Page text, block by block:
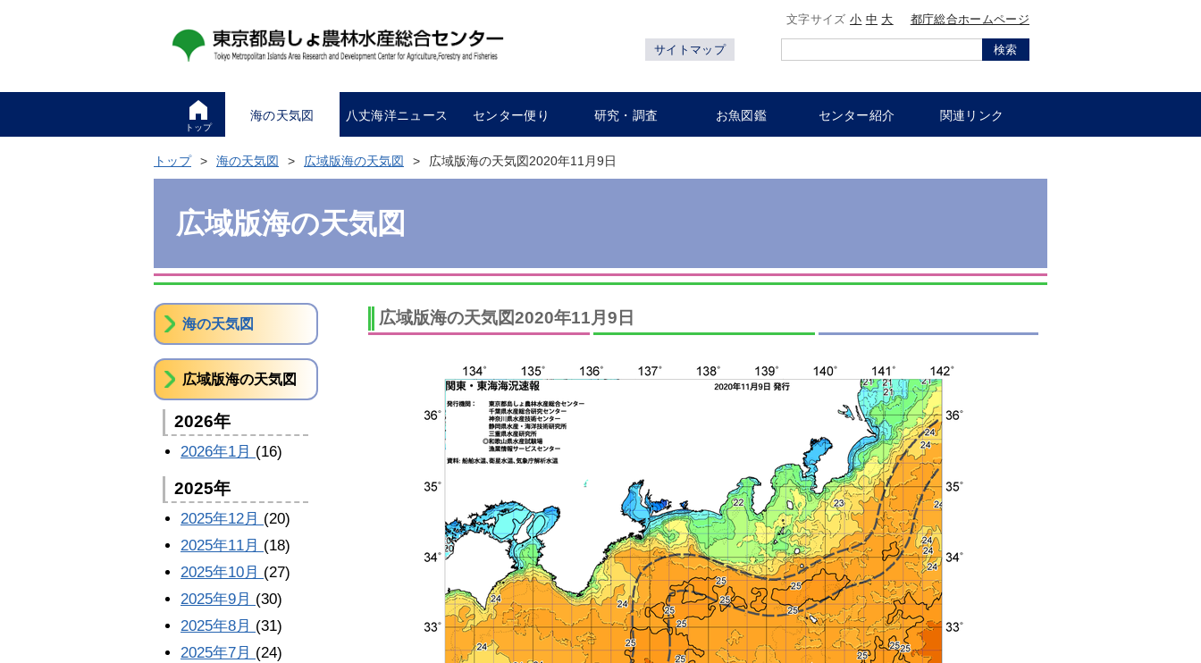
文字サイズ小 中 大 都庁総合ホームページ
サイトマップ 検索
トップ
海の天気図 八丈海洋ニュース センター便り 研究・調査 お魚図鑑 センター紹介 関連リンク
トップ 海の天気図 広域版海の天気図 広域版海の天気図2020年11月9日
広域版海の天気図
広域版海の天気図2020年11月9日
海の天気図
広域版海の天気図
2026年
2026年1月 (16)
2025年
2025年12月 (20)
2025年11月 (18)
2025年10月 (27)
2025年9月 (30)
2025年8月 (31)
2025年7月 (24)